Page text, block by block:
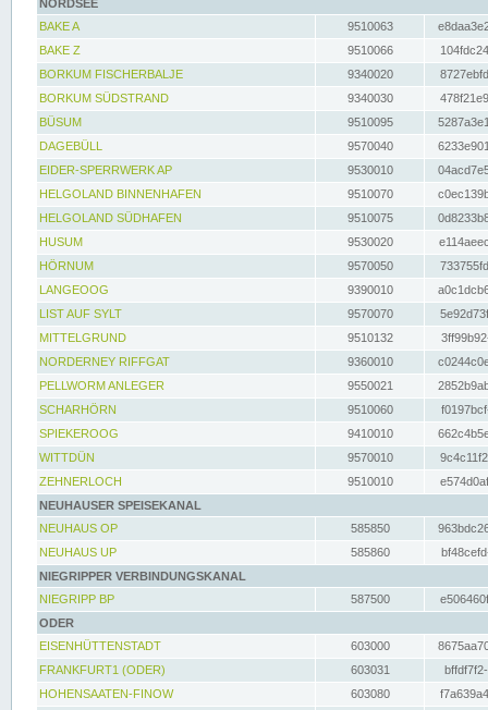
NORDSEE
BAKE A
9510063
BAKE Z
9510066
BORKUM FISCHERBALJE
9340020
BORKUM SÜDSTRAND
9340030
BÜSUM
9510095
DAGEBÜLL
9570040
EIDER-SPERRWERK AP
9530010
HELGOLAND BINNENHAFEN
9510070
HELGOLAND SÜDHAFEN
9510075
HUSUM
9530020
HÖRNUM
9570050
LANGEOOG
9390010
LIST AUF SYLT
9570070
MITTELGRUND
9510132
NORDERNEY RIFFGAT
9360010
PELLWORM ANLEGER
9550021
SCHARHÖRN
9510060
SPIEKEROOG
9410010
WITTDÜN
9570010
ZEHNERLOCH
9510010
NEUHAUSER SPEISEKANAL
NEUHAUS OP
585850
NEUHAUS UP
585860
NIEGRIPPER VERBINDUNGSKANAL
NIEGRIPP BP
587500
ODER
EISENHÜTTENSTADT
603000
FRANKFURT1 (ODER)
603031
HOHENSAATEN-FINOW
603080